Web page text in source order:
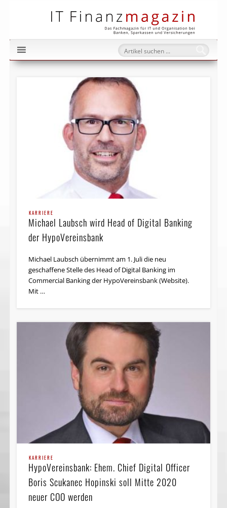
KARRIERE
Michael Laubsch wird Head of Digital Banking
der HypoVereinsbank
Michael Laubsch übernimmt am 1. Juli die neu
geschaffene Stelle des Head of Digital Banking im
Commercial Banking der HypoVereinsbank (Website).
Mit …
KARRIERE
HypoVereinsbank: Ehem. Chief Digital Officer
Boris Scukanec Hopinski soll Mitte 2020
neuer COO werden